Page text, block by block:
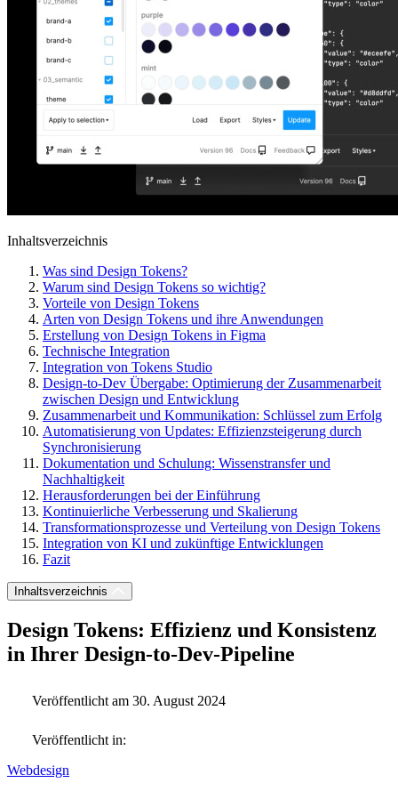
Inhaltsverzeichnis
Was sind Design Tokens?
Warum sind Design Tokens so wichtig?
Vorteile von Design Tokens
Arten von Design Tokens und ihre Anwendungen
Erstellung von Design Tokens in Figma
Technische Integration
Integration von Tokens Studio
Design-to-Dev Übergabe: Optimierung der Zusammenarbeit
zwischen Design und Entwicklung
Zusammenarbeit und Kommunikation: Schlüssel zum Erfolg
Automatisierung von Updates: Effizienzsteigerung durch
Synchronisierung
Dokumentation und Schulung: Wissenstransfer und
Nachhaltigkeit
Herausforderungen bei der Einführung
Kontinuierliche Verbesserung und Skalierung
Transformationsprozesse und Verteilung von Design Tokens
Integration von KI und zukünftige Entwicklungen
Fazit
Inhaltsverzeichnis
Design Tokens: Effizienz und Konsistenz
in Ihrer Design-to-Dev-Pipeline
Veröffentlicht am 30. August 2024
Veröffentlicht in:
Webdesign